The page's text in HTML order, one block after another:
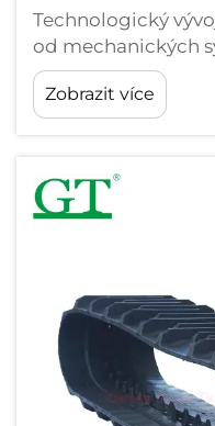
Technologický
od mechanických
inteligencí řízené
vrtního zařízení a
zakládací
Zobrazit více